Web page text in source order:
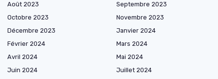
Août 2023
Septembre 2023
Octobre 2023
Novembre 2023
Décembre 2023
Janvier 2024
Février 2024
Mars 2024
Avril 2024
Mai 2024
Juin 2024
Juillet 2024